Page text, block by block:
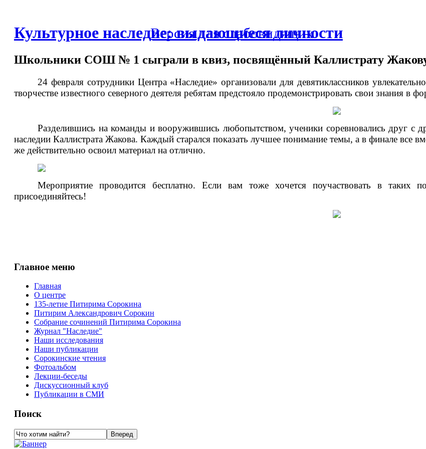
Версия для слабовидящих
Культурное наследие: выдающиеся личности
Школьники СОШ № 1 сыграли в квиз, посвящённый Каллистрату
24 февраля сотрудники Центра «Наследие» организовали для девятиклассников
творчестве известного северного деятеля ребятам предстояло продемонстрировать свои знания в
Разделившись на команды и вооружившись любопытством, ученики соревновались друг с
наследии Каллистрата Жакова. Каждый старался показать лучшее понимание темы, а в финале все
же действительно освоил материал на отлично.
Мероприятие проводится бесплатно. Если вам тоже хочется поучаствовать в таких
присоединяйтесь!
Главное меню
Главная
О центре
135-летие Питирима Сорокина
Питирим Александрович Сорокин
Собрание сочинений Питирима Сорокина
Журнал "Наследие"
Наши исследования
Наши публикации
Сорокинские чтения
Фотоальбом
Лекции-беседы
Дискуссионный клуб
Публикации в СМИ
Поиск